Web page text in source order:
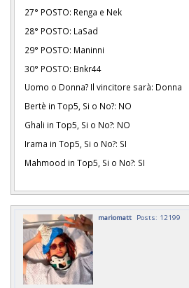
27° POSTO: Renga e Nek
28° POSTO: LaSad
29° POSTO: Maninni
30° POSTO: Bnkr44
Uomo o Donna? Il vincitore sarà: Donna
Bertè in Top5, Si o No?: NO
Ghali in Top5, Si o No?: NO
Irama in Top5, Si o No?: SI
Mahmood in Top5, Si o No?: SI
mariomatt Posts: 12199